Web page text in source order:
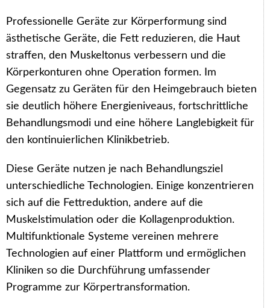
Professionelle Geräte zur Körperformung sind
ästhetische Geräte, die Fett reduzieren, die Haut
straffen, den Muskeltonus verbessern und die
Körperkonturen ohne Operation formen. Im
Gegensatz zu Geräten für den Heimgebrauch bieten
sie deutlich höhere Energieniveaus, fortschrittliche
Behandlungsmodi und eine höhere Langlebigkeit für
den kontinuierlichen Klinikbetrieb.
Diese Geräte nutzen je nach Behandlungsziel
unterschiedliche Technologien. Einige konzentrieren
sich auf die Fettreduktion, andere auf die
Muskelstimulation oder die Kollagenproduktion.
Multifunktionale Systeme vereinen mehrere
Technologien auf einer Plattform und ermöglichen
Kliniken so die Durchführung umfassender
Programme zur Körpertransformation.